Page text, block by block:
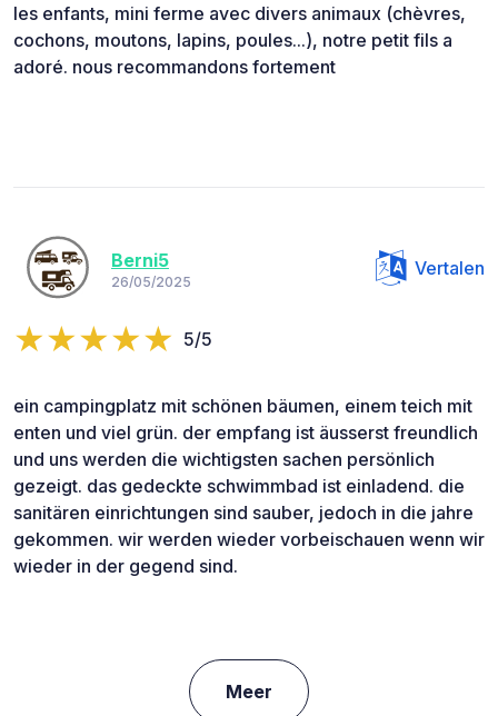
les enfants, mini ferme avec divers animaux (chèvres,
cochons, moutons, lapins, poules...), notre petit fils a
adoré. nous recommandons fortement
Berni5
26/05/2025
Vertalen
5/5
ein campingplatz mit schönen bäumen, einem teich mit
enten und viel grün. der empfang ist äusserst freundlich
und uns werden die wichtigsten sachen persönlich
gezeigt. das gedeckte schwimmbad ist einladend. die
sanitären einrichtungen sind sauber, jedoch in die jahre
gekommen. wir werden wieder vorbeischauen wenn wir
wieder in der gegend sind.
Meer